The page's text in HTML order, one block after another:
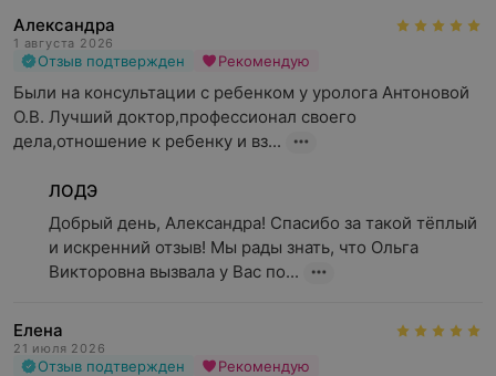
Александра
1 августа 2026
Отзыв подтвержден Рекомендую
Были на консультации с ребенком у уролога Антоновой
О.В. Лучший доктор,профессионал своего
дела,отношение к ребенку и вз...
ЛОДЭ
Добрый день, Александра! Спасибо за такой тёплый
и искренний отзыв! Мы рады знать, что Ольга
Викторовна вызвала у Вас по...
Елена
21 июля 2026
Отзыв подтвержден Рекомендую